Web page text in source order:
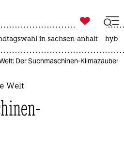
zahl ich
ich

taz zahl ich
in sachsen-anhalt
Der Suchmaschinen-Klimazauber
Welt